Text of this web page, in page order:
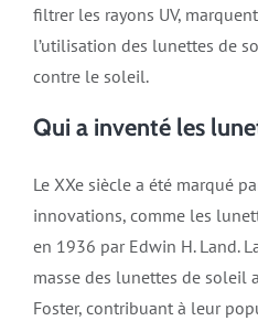
filtrer les rayons UV,
l’utilisation des lunettes de
contre le soleil​​​​.
Qui a inventé les
Le XXe siècle a été marqué
innovations, comme les
en 1936 par Edwin H. Land.
masse des lunettes de soleil
Foster, contribuant à leur